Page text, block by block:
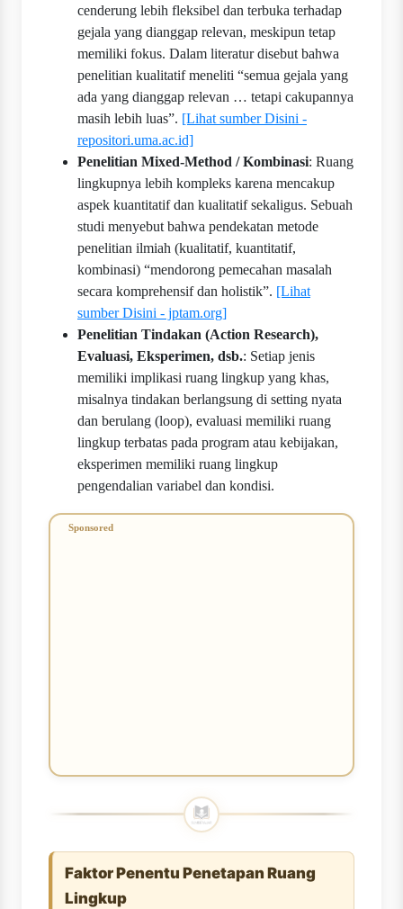
cenderung lebih fleksibel dan terbuka terhadap
gejala yang dianggap relevan, meskipun tetap
memiliki fokus. Dalam literatur disebut bahwa
penelitian kualitatif meneliti “semua gejala yang
ada yang dianggap relevan … tetapi cakupannya
masih lebih luas”. [Lihat sumber Disini -
repositori.uma.ac.id]
Penelitian Mixed‐Method / Kombinasi: Ruang
lingkupnya lebih kompleks karena mencakup
aspek kuantitatif dan kualitatif sekaligus. Sebuah
studi menyebut bahwa pendekatan metode
penelitian ilmiah (kualitatif, kuantitatif,
kombinasi) “mendorong pemecahan masalah
secara komprehensif dan holistik”. [Lihat
sumber Disini - jptam.org]
Penelitian Tindakan (Action Research),
Evaluasi, Eksperimen, dsb.: Setiap jenis
memiliki implikasi ruang lingkup yang khas,
misalnya tindakan berlangsung di setting nyata
dan berulang (loop), evaluasi memiliki ruang
lingkup terbatas pada program atau kebijakan,
eksperimen memiliki ruang lingkup
pengendalian variabel dan kondisi.
Faktor Penentu Penetapan Ruang
Lingkup